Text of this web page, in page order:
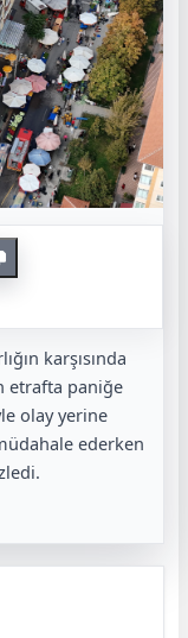
karşısında
etrafta paniğe
olay yerine
ederken